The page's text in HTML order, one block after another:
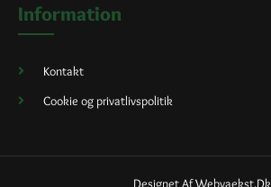
Information
Kontakt
Cookie og privatlivspolitik
Designet Af Webvaekst.dk